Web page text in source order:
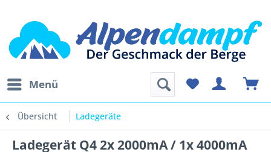
Menü
Übersicht Ladegeräte
Ladegerät Q4 2x 2000mA / 1x 4000mA